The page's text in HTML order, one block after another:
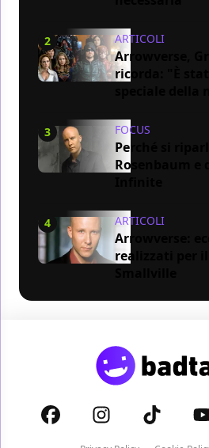
2 ARTICOLI
Arrowverse,
ricorda: "È
3 FOCUS
Perché si
Rosenbaum e
4 ARTICOLI
Arrowverse:
realizzati per il